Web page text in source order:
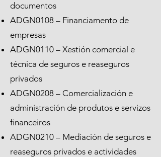
documentos
ADGN0108 – Financiamento de
empresas
ADGN0110 – Xestión comercial e
técnica de seguros e reaseguros
privados
ADGN0208 – Comercialización e
administración de produtos e servizos
financeiros
ADGN0210 – Mediación de seguros e
reaseguros privados e actividades